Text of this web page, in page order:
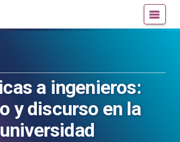
a ingenieros:
y discurso en la
universidad